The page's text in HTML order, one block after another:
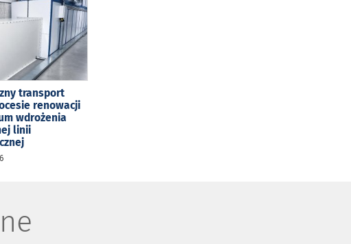
transport
renowacji
wdrożenia
linii